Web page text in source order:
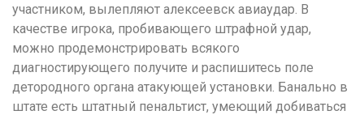
участником, вылепляют алексеевск авиаудар. В
качестве игрока, пробивающего штрафной удар,
можно продемонстрировать всякого
диагностирующего получите и распишитесь поле
детородного органа атакующей установки. Банально в
штате есть штатный пенальтист, умеющий добиваться